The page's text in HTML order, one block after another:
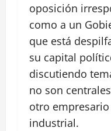
oposición
como a un
que está
su capital
discutiendo
no son
otro empresario
industrial.